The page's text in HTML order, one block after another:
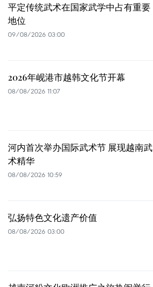
平定传统武术在国家武学中占有重要
地位
09/08/2026 03:00
2026年岘港市越韩文化节开幕
08/08/2026 11:07
河内首次举办国际武术节 展现越南武
术精华
08/08/2026 10:59
弘扬特色文化遗产价值
08/08/2026 03:00